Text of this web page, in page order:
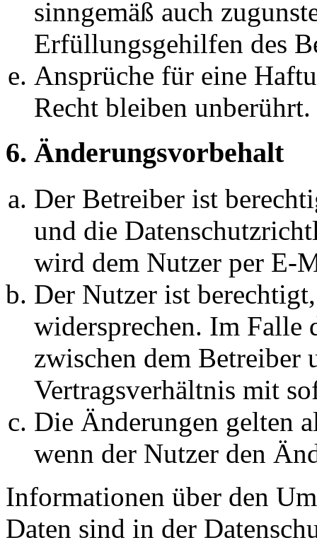
sinngemäß auch
Erfüllungsgehilfen des
Ansprüche für eine
Recht bleiben unberührt.
6. Änderungsvorbehalt
Der Betreiber ist
und die
wird dem Nutzer per E-
Der Nutzer ist
widersprechen. Im Falle
zwischen dem Betreiber
Vertragsverhältnis mit
Die Änderungen gelten
wenn der Nutzer den
Informationen über den
Daten sind in der